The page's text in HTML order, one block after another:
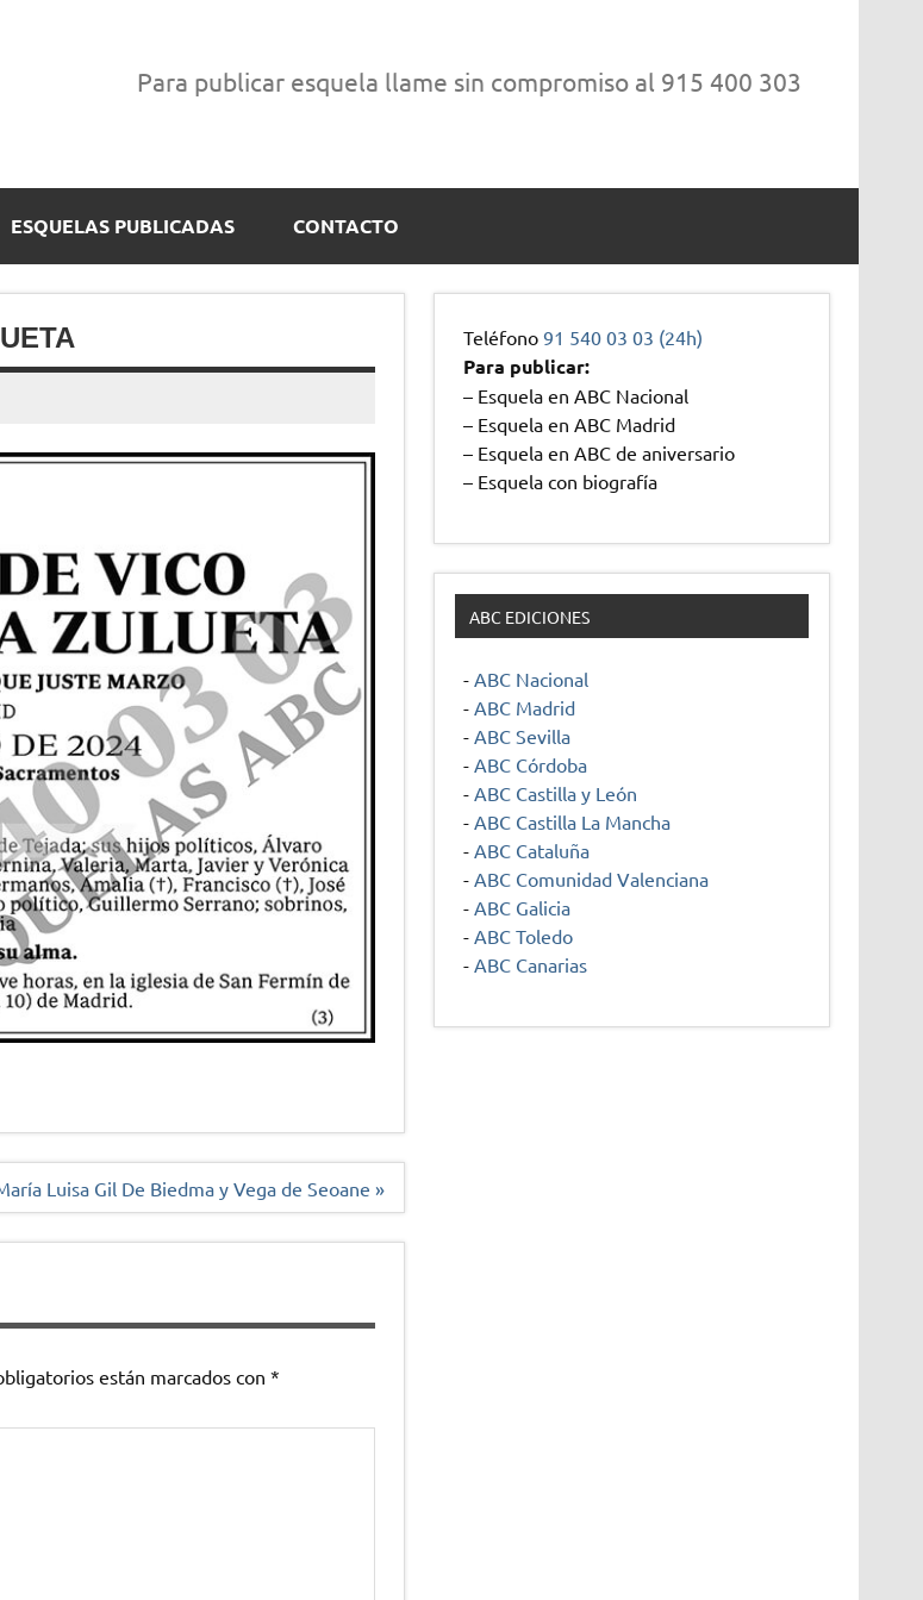
Para publicar esquela llame sin compromiso al 915 400 303
ESQUELAS PUBLICADAS CONTACTO
Luisa Gil De Biedma y Vega de Seoane »
están marcados con *
Teléfono91 540 03 03 (24h)
Para publicar:
– Esquela en ABC Nacional
– Esquela en ABC Madrid
– Esquela en ABC de aniversario
– Esquela con biografía
ABC EDICIONES
- ABC Nacional
- ABC Madrid
- ABC Sevilla
- ABC Córdoba
- ABC Castilla y León
- ABC Castilla La Mancha
- ABC Cataluña
- ABC Comunidad Valenciana
- ABC Galicia
- ABC Toledo
- ABC Canarias